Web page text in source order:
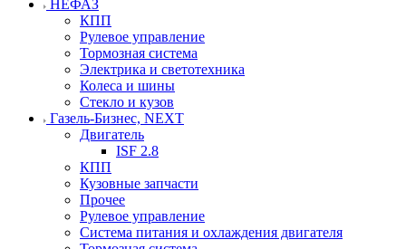
НЕФАЗ
КПП
Рулевое управление
Тормозная система
Электрика и светотехника
Колеса и шины
Стекло и кузов
Газель-Бизнес, NEXT
Двигатель
ISF 2.8
КПП
Кузовные запчасти
Прочее
Рулевое управление
Система питания и охлаждения двигателя